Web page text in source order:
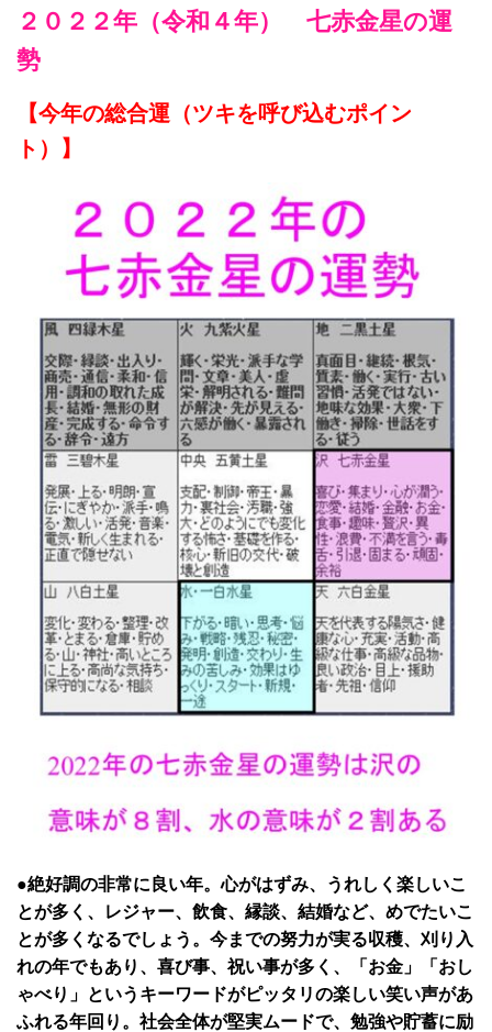
２０２２年（令和４年） 七赤金星の運
勢
【今年の総合運（ツキを呼び込むポイン
ト）】
●絶好調の非常に良い年。心がはずみ、うれしく楽しいこ
とが多く、レジャー、飲食、縁談、結婚など、めでたいこ
とが多くなるでしょう。今までの努力が実る収穫、刈り入
れの年でもあり、喜び事、祝い事が多く、「お金」「おし
ゃべり」というキーワードがピッタリの楽しい笑い声があ
ふれる年回り。社会全体が堅実ムードで、勉強や貯蓄に励